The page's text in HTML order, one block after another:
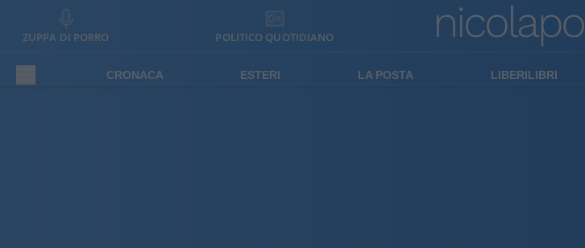
ZUPPA DI PORRO POLITICO QUOTIDIANO
CRONACA ESTERI LA POSTA LIBERILIBRI